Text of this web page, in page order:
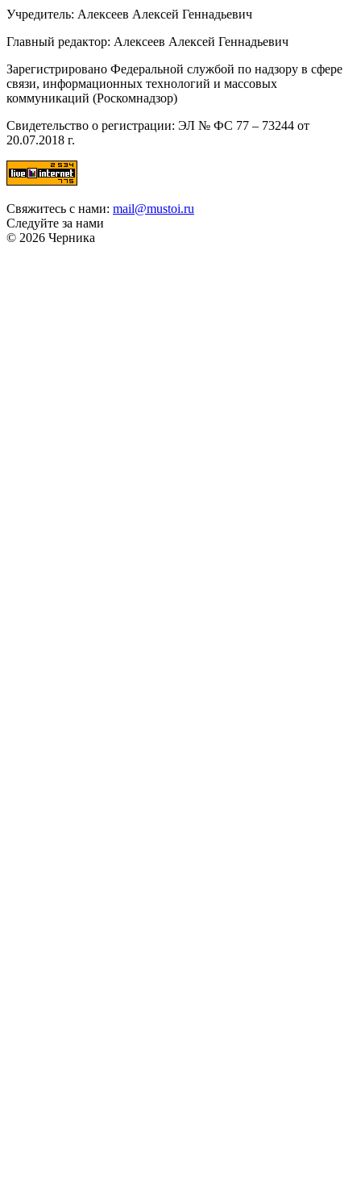
Учредитель: Алексеев Алексей Геннадьевич
Главный редактор: Алексеев Алексей Геннадьевич
Зарегистрировано Федеральной службой по надзору в сфере
связи, информационных технологий и массовых
коммуникаций (Роскомнадзор)
Свидетельство о регистрации: ЭЛ № ФС 77 – 73244 от
20.07.2018 г.
Свяжитесь с нами: mail@mustoi.ru
Следуйте за нами
© 2026 Черника